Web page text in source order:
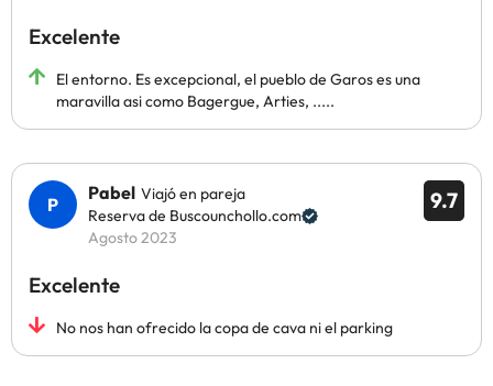
Excelente
El entorno. Es excepcional, el pueblo de Garos es una
maravilla asi como Bagergue, Arties, .....
9.7
Pabel Viajó en pareja
Reserva de Buscounchollo.com
Agosto 2023
Excelente
No nos han ofrecido la copa de cava ni el parking